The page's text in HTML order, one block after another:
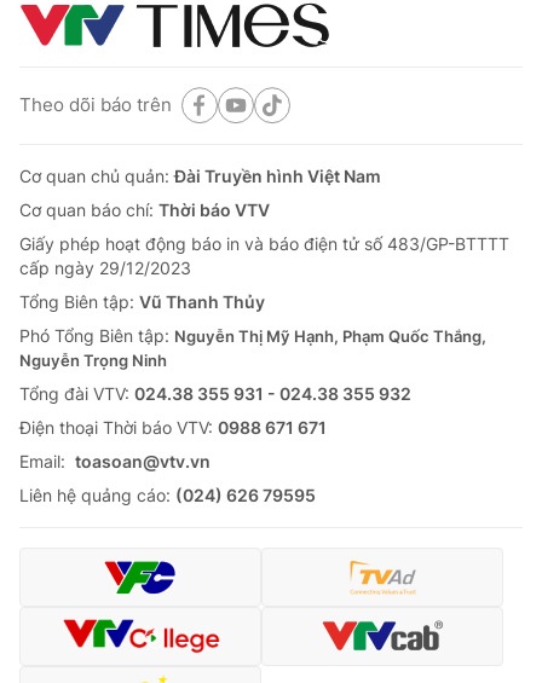
Theo dõi báo trên
Cơ quan chủ quản:Đài Truyền hình Việt Nam
Cơ quan báo chí: Thời báo VTV
Giấy phép hoạt động báo in và báo điện tử số 483/GP-BTTTT
cấp ngày 29/12/2023
Tổng Biên tập: Vũ Thanh Thủy
Phó Tổng Biên tập: Nguyễn Thị Mỹ Hạnh, Phạm Quốc Thắng,
Nguyễn Trọng Ninh
Tổng đài VTV: 024.38 355 931 - 024.38 355 932
Ðiện thoại Thời báo VTV: 0988 671 671
Email: toasoan@vtv.vn
Liên hệ quảng cáo: (024) 626 79595